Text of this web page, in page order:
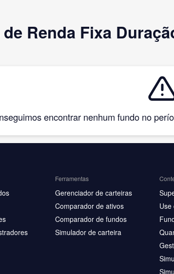
Renda Fixa
encontrar nenhum fundo no
Ferramentas
Gerenciador de carteiras
Comparador de ativos
Comparador de fundos
Simulador de carteira
Use